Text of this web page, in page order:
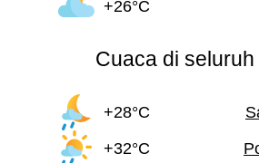
+26°C
Cuaca di
+28°C
+32°C